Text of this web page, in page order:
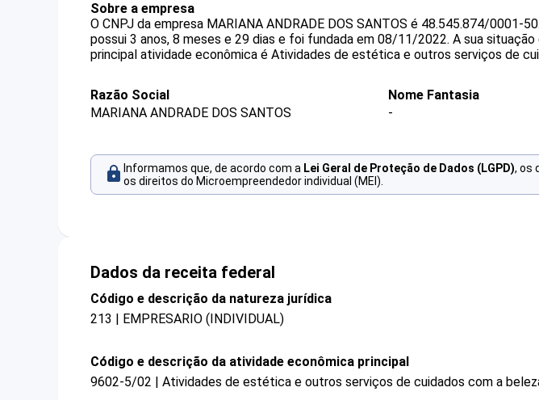
Sobre a empresa
O CNPJ da empresa MARIANA ANDRADE DOS SANTOS é 48.545.874/0001-50.
possui 3 anos, 8 meses e 29 dias e foi fundada em 08/11/2022. A sua
principal atividade econômica é Atividades de estética e outros serviços de
Razão Social
MARIANA ANDRADE DOS SANTOS
Nome Fantasia
-
Informamos que, de acordo com a Lei Geral de Proteção de Dados (LGPD), os
os direitos do Microempreendedor individual (MEI).
Dados da receita federal
Código e descrição da natureza jurídica
213 | EMPRESARIO (INDIVIDUAL)
Código e descrição da atividade econômica principal
9602-5/02 | Atividades de estética e outros serviços de cuidados com a